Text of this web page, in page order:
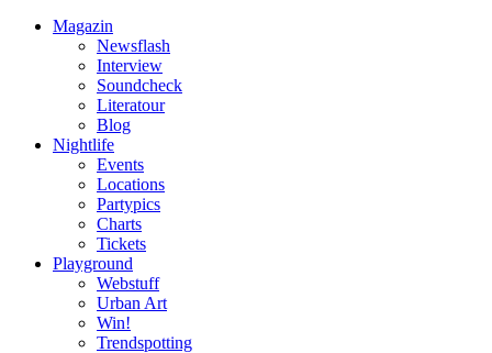
Magazin
Newsflash
Interview
Soundcheck
Literatour
Blog
Nightlife
Events
Locations
Partypics
Charts
Tickets
Playground
Webstuff
Urban Art
Win!
Trendspotting